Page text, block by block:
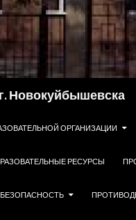
Новокуйбышевска
ОРГАНИЗАЦИИ
РЕСУРСЫ
БЕЗОПАСНОСТЬ